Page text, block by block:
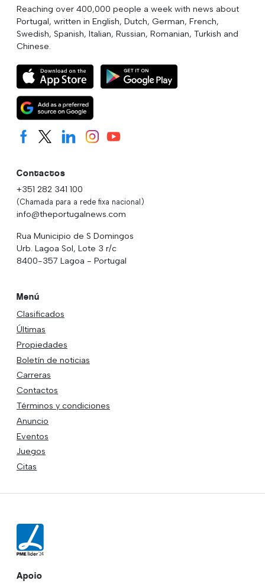
Reaching over 400,000 people a week with news about
Portugal, written in English, Dutch, German, French,
Swedish, Spanish, Italian, Russian, Romanian, Turkish and
Chinese.
Contactos
+351 282 341 100
(Chamada para a rede fixa nacional)
info@theportugalnews.com
Rua Municipio de S Domingos
Urb. Lagoa Sol, Lote 3 r/c
8400-357 Lagoa - Portugal
Menú
Clasificados
Últimas
Propiedades
Boletín de noticias
Carreras
Contactos
Términos y condiciones
Anuncio
Eventos
Juegos
Citas
Apoio